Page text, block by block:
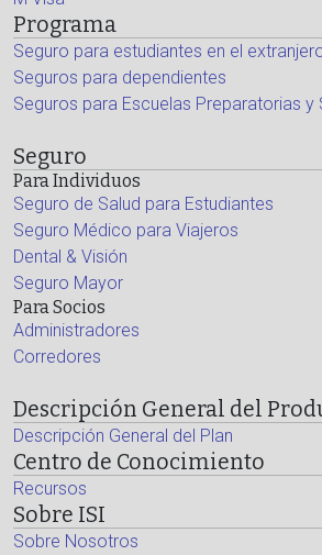
Programa
Seguro para estudiantes en el
Seguros para dependientes
Seguros para Escuelas Preparatorias y
Seguro
Para Individuos
Seguro de Salud para Estudiantes
Seguro Médico para Viajeros
Dental & Visión
Seguro Mayor
Para Socios
Administradores
Corredores
Descripción General del
Descripción General del Plan
Centro de Conocimiento
Recursos
Sobre ISI
Sobre Nosotros